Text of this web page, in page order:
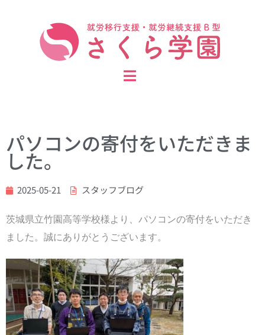
パソコンの寄付をいただきま
した。
2025-05-21 スタッフブログ
茨城県立竹園高等学校様より、パソコンの寄付をいただき
ました。誠にありがとうございます。